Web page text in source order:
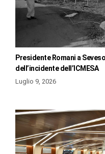
Presidente Romani a
dell’incidente dell’ICMESA
Luglio 9, 2026